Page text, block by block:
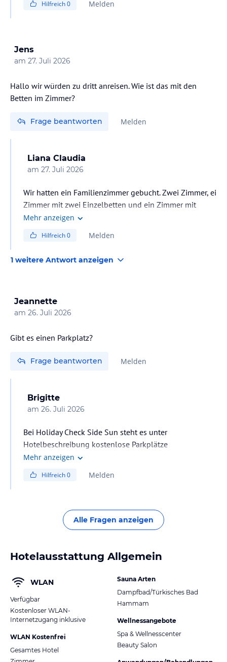
Wetterbedingungen – in der Regel bei etwa 28 °C.
Nacht nicht abgeschaltet, damit die Wassertemperatur
möglichst konstant gehalten werden kann.
Bitte beachten Sie jedoch, dass die tatsächliche
Wassertemperatur je nach Außentemperatur und
Herzliche Grüße
Hilfreich0 Melden
Jens
am 27. Juli 2026
Hallo wir würden zu dritt anreisen. Wie ist das mit den
Betten im Zimmer?
Frage beantworten Melden
Liana Claudia
am 27. Juli 2026
Wir hatten ein Familienzimmer gebucht. Zwei Zimmer, ei
Zimmer mit zwei Einzelbetten und ein Zimmer mit
Ehebett und Balkon
Mehr anzeigen
Hilfreich0 Melden
1 weitere Antwort anzeigen
Jeannette
am 26. Juli 2026
Gibt es einen Parkplatz?
Frage beantworten Melden
Brigitte
am 26. Juli 2026
Bei Holiday Check Side Sun steht es unter
Hotelbeschreibung kostenlose Parkplätze
Mehr anzeigen
Hilfreich0 Melden
Alle Fragen anzeigen
Hotelausstattung Allgemein
WLAN
Verfügbar
Kostenloser WLAN-
Internetzugang inklusive
WLAN Kostenfrei
Gesamtes Hotel
Sauna Arten
Dampfbad/Türkisches Bad
Hammam
Wellnessangebote
Spa & Wellnesscenter
Beauty Salon